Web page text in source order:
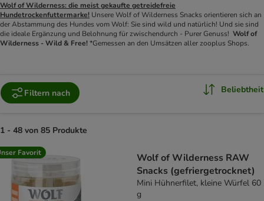
Wolf of Wilderness: die meist gekaufte getreidefreie
Hundetrockenfuttermarke! Unsere Wolf of Wilderness Snacks orientieren sich an
der Abstammung des Hundes vom Wolf: Sie sind wild und natürlich! Und sie sind
die ideale Ergänzung und Belohnung für zwischendurch - Purer Genuss! Wolf of
Wilderness - Wild & Free!*Gemessen an den Umsätzen aller zooplus Shops.
Filtern nach Beliebtheit
1 - 48 von 85 Produkte
product items have been changed
Favorit
Wolf of Wilderness RAW
Snacks (gefriergetrocknet)
Mini Hühnerfilet, kleine Würfel 60
g